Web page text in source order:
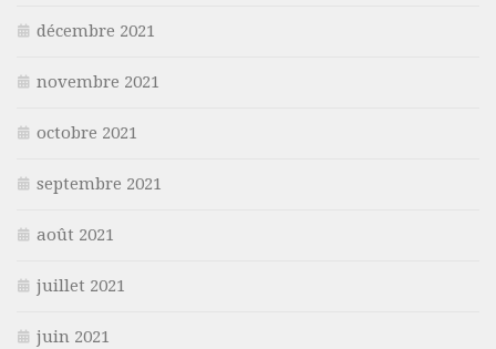
décembre 2021
novembre 2021
octobre 2021
septembre 2021
août 2021
juillet 2021
juin 2021